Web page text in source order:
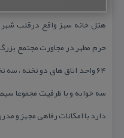
حرم مطهر در مجاورت مجتمع بزرگ
۶۴ واحد اتاق های دو تخته ،
سه خوابه و با ظرفیت مجموعا
دارد با امكانات رفاهی مجهز و